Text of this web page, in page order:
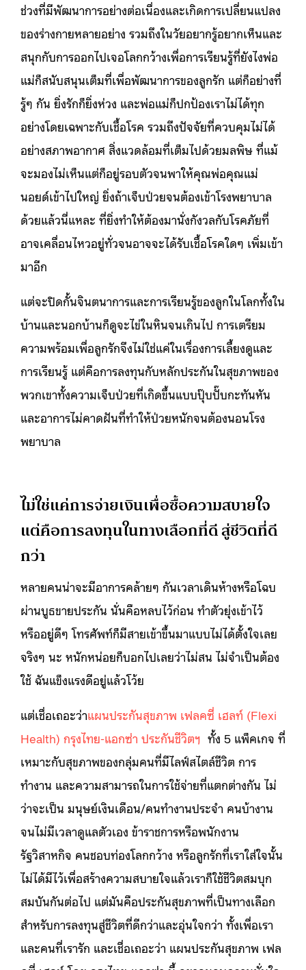
ช่วงที่มีพัฒนาการอย่างต่อเนื่องและเกิดการเปลี่ยนแปลง
ของร่างกายหลายอย่าง รวมถึงในวัยอยากรู้อยากเห็นและ
สนุกกับการออกไปเจอโลกกว้างเพื่อการเรียนรู้ที่ยังไงพ่อ
แม่ก็สนับสนุนเต็มที่เพื่อพัฒนาการของลูกรัก แต่ก็อย่างที่
รู้ๆ กัน ยิ่งรักก็ยิ่งห่วง และพ่อแม่ก็ปกป้องเราไม่ได้ทุก
อย่างโดยเฉพาะกับเชื้อโรค รวมถึงปัจจัยที่ควบคุมไม่ได้
อย่างสภาพอากาศ สิ่งแวดล้อมที่เต็มไปด้วยมลพิษ ที่แม้
จะมองไม่เห็นแต่ก็อยู่รอบตัวจนพาให้คุณพ่อคุณแม่
นอยด์เข้าไปใหญ่ ยิ่งถ้าเจ็บป่วยจนต้องเข้าโรงพยาบาล
ด้วยแล้วนี่แหละ ที่ยิ่งทำให้ต้องมานั่งกังวลกับโรคภัยที่
อาจเคลื่อนไหวอยู่ทั่วจนอาจจะได้รับเชื้อโรคใดๆ เพิ่มเข้า
มาอีก
แต่จะปิดกั้นจินตนาการและการเรียนรู้ของลูกในโลกทั้งใน
บ้านและนอกบ้านก็ดูจะไข่ในหินจนเกินไป การเตรียม
ความพร้อมเพื่อลูกรักจึงไม่ใช่แค่ในเรื่องการเลี้ยงดูและ
การเรียนรู้ แต่คือการลงทุนกับหลักประกันในสุขภาพของ
พวกเขาทั้งความเจ็บป่วยที่เกิดขึ้นแบบปุ๊บปั๊บกะทันหัน
และอาการไม่คาดฝันที่ทำให้ป่วยหนักจนต้องนอนโรง
พยาบาล
ไม่ใช่แค่การจ่ายเงินเพื่อซื้อความสบายใจ
แต่คือการลงทุนในทางเลือกที่ดี สู่ชีวิตที่ดี
กว่า
หลายคนน่าจะมีอาการคล้ายๆ กันเวลาเดินห้างหรือโฉบ
ผ่านบูธขายประกัน นั่นคือหลบไว้ก่อน ทำตัวยุ่งเข้าไว้
หรืออยู่ดีๆ โทรศัพท์ก็มีสายเข้าขึ้นมาแบบไม่ได้ตั้งใจเลย
จริงๆ นะ หนักหน่อยก็บอกไปเลยว่าไม่สน ไม่จำเป็นต้อง
ใช้ ฉันแข็งแรงดีอยู่แล้วโว้ย
แต่เชื่อเถอะว่าแผนประกันสุขภาพ เฟลคซี่ เฮลท์ (Flexi
Health) กรุงไทย-แอกซ่า ประกันชีวิตฯ ทั้ง 5 แพ็คเกจ ที่
เหมาะกับสุขภาพของกลุ่มคนที่มีไลฟ์สไตล์ชีวิต การ
ทำงาน และความสามารถในการใช้จ่ายที่แตกต่างกัน ไม่
ว่าจะเป็น มนุษย์เงินเดือน/คนทำงานประจำ คนบ้างาน
จนไม่มีเวลาดูแลตัวเอง ข้าราชการหรือพนักงาน
รัฐวิสาหกิจ คนชอบท่องโลกกว้าง หรือลูกรักที่เราใส่ใจนั้น
ไม่ได้มีไว้เพื่อสร้างความสบายใจแล้วเราก็ใช้ชีวิตสมบุก
สมบันกันต่อไป แต่มันคือประกันสุขภาพที่เป็นทางเลือก
สำหรับการลงทุนสู่ชีวิตที่ดีกว่าและอุ่นใจกว่า ทั้งเพื่อเรา
และคนที่เรารัก และเชื่อเถอะว่า แผนประกันสุขภาพ เฟล